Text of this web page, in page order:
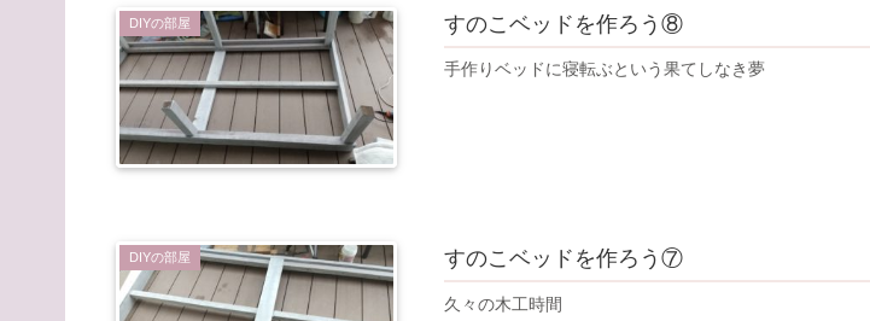
DIYの部屋 すのこベッドを作ろう⑧
手作りベッドに寝転ぶという果てしなき夢
DIYの部屋 すのこベッドを作ろう⑦
久々の木工時間